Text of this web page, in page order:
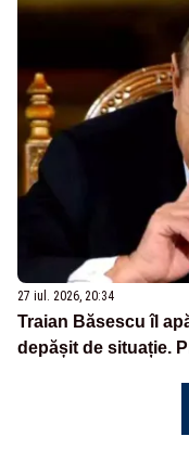
27 iul. 2026, 20:34
Traian Băsescu îl
depășit de situație.